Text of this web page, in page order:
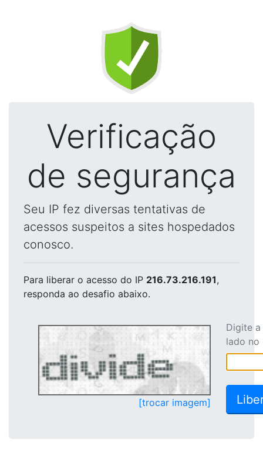
Verificação
de segurança
Seu IP fez diversas tentativas de
acessos suspeitos a sites hospedados
conosco.
Para liberar o acesso do IP 216.73.216.191,
responda ao desafio abaixo.
[trocar imagem]
Digite
lado no